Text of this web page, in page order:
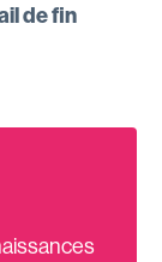
de fin